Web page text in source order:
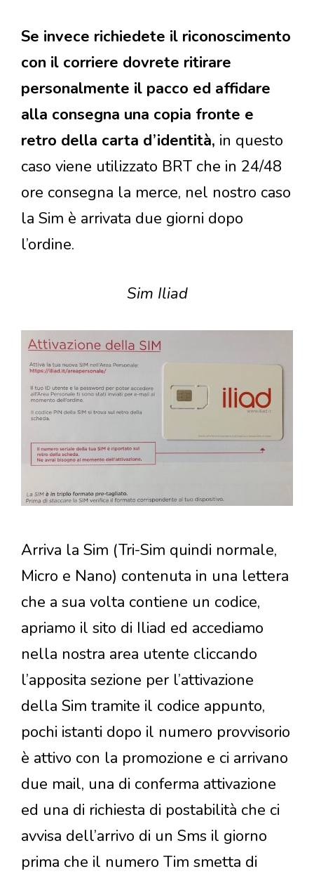
Se invece richiedete il riconoscimento
con il corriere dovrete ritirare
personalmente il pacco ed affidare
alla consegna una copia fronte e
retro della carta d’identità, in questo
caso viene utilizzato BRT che in 24/48
ore consegna la merce, nel nostro caso
la Sim è arrivata due giorni dopo
l’ordine.
Sim Iliad
Arriva la Sim (Tri-Sim quindi normale,
Micro e Nano) contenuta in una lettera
che a sua volta contiene un codice,
apriamo il sito di Iliad ed accediamo
nella nostra area utente cliccando
l’apposita sezione per l’attivazione
della Sim tramite il codice appunto,
pochi istanti dopo il numero provvisorio
è attivo con la promozione e ci arrivano
due mail, una di conferma attivazione
ed una di richiesta di postabilità che ci
avvisa dell’arrivo di un Sms il giorno
prima che il numero Tim smetta di